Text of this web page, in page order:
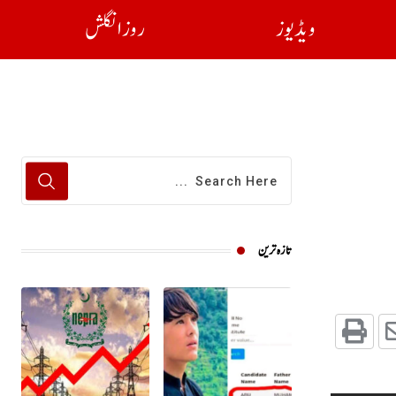
ویڈیوز روز انگلش
تازہ ترین